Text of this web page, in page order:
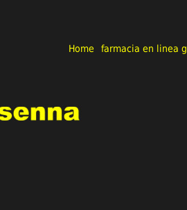
Home farmacia en linea